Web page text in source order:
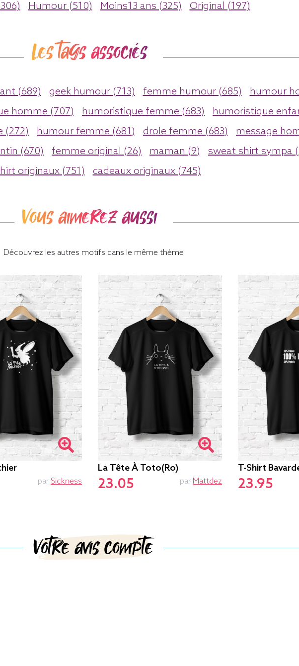
Humour (510) Moins13 ans (325) Original (197)
Les tags associés
(689) geek humour (713) femme humour (685)
humour
homme (707) humoristique femme (683)
humoristique
(272) humour femme (681) drole femme (683)
message
(670) femme original (26) maman (9)
sweat shirt sympa
originaux (751)
cadeaux originaux (745)
Vous aimerez aussi
Découvrez les autres motifs dans le même thème
par Sickness
La Tête À Toto(ro)
23.05 par Mattdez
T-Shirt
23.95
Votre avis compte